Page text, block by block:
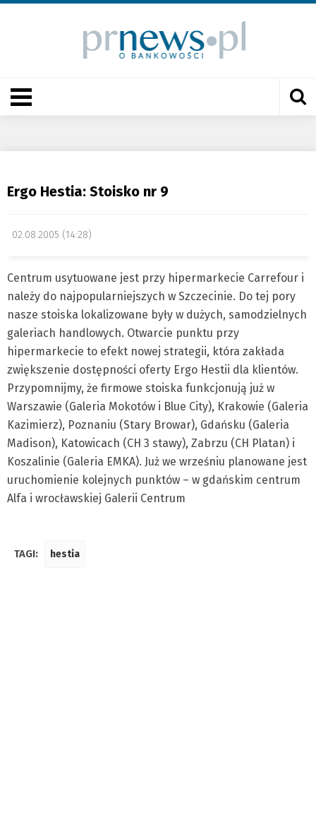
Ergo Hestia: Stoisko nr 9
02.08.2005 (14:28)
Centrum usytuowane jest przy hipermarkecie Carrefour i
należy do najpopularniejszych w Szczecinie. Do tej pory
nasze stoiska lokalizowane były w dużych, samodzielnych
galeriach handlowych. Otwarcie punktu przy
hipermarkecie to efekt nowej strategii, która zakłada
zwiększenie dostępności oferty Ergo Hestii dla klientów.
Przypomnijmy, że firmowe stoiska funkcjonują już w
Warszawie (Galeria Mokotów i Blue City), Krakowie (Galeria
Kazimierz), Poznaniu (Stary Browar), Gdańsku (Galeria
Madison), Katowicach (CH 3 stawy), Zabrzu (CH Platan) i
Koszalinie (Galeria EMKA). Już we wrześniu planowane jest
uruchomienie kolejnych punktów – w gdańskim centrum
Alfa i wrocławskiej Galerii Centrum
TAGI: hestia